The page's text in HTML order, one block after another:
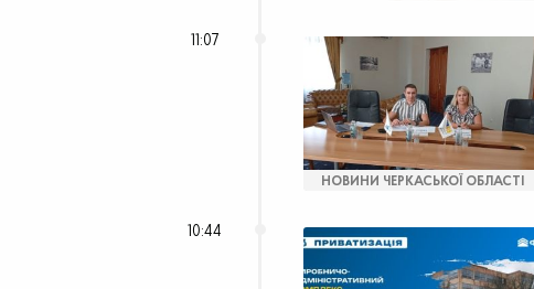
11:07
НОВИНИ ЧЕРКАСЬКОЇ ОБЛАСТІ
10:44